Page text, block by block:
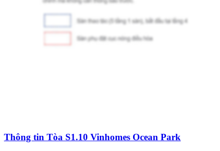
Thông tin Tòa S1.10 Vinhomes Ocean Park